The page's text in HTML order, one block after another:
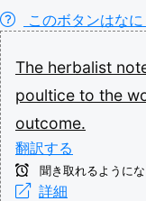
このボタンはなに
The herbalist
poultice to the
outcome.
翻訳する
聞き取れるように
詳細